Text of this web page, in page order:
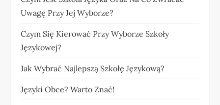
Uwagę Przy Jej Wyborze?
Czym Się Kierować Przy Wyborze Szkoły
Językowej?
Jak Wybrać Najlepszą Szkołę Językową?
Języki Obce? Warto Znać!